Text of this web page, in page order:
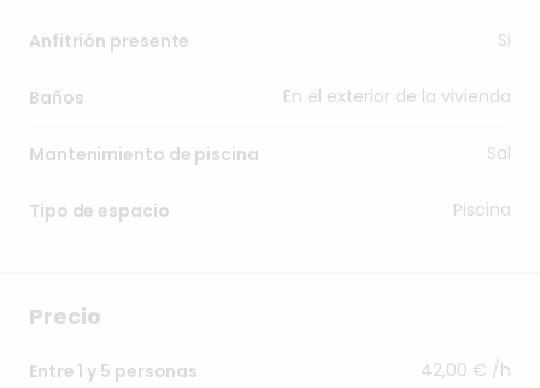
Anfitrión presente Si
Baños En el exterior de la vivienda
Mantenimiento de piscina Sal
Tipo de espacio Piscina
Precio
Entre 1 y 5 personas 42,00 € /h